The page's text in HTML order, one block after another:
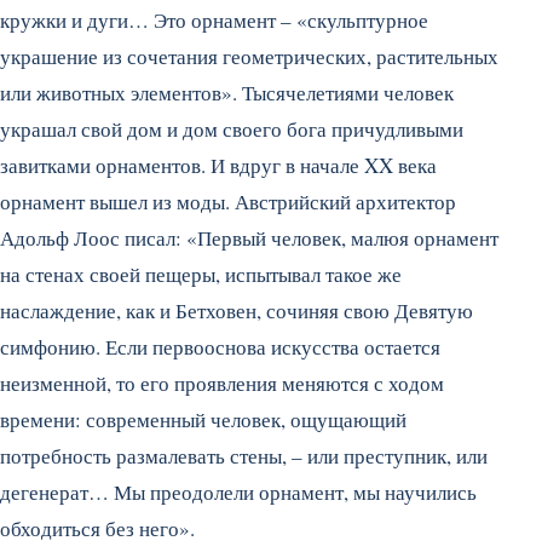
кружки и дуги… Это орнамент – «скульптурное
украшение из сочетания геометрических, растительных
или животных элементов». Тысячелетиями человек
украшал свой дом и дом своего бога причудливыми
завитками орнаментов. И вдруг в начале XX века
орнамент вышел из моды. Австрийский архитектор
Адольф Лоос писал: «Первый человек, малюя орнамент
на стенах своей пещеры, испытывал такое же
наслаждение, как и Бетховен, сочиняя свою Девятую
симфонию. Если первооснова искусства остается
неизменной, то его проявления меняются с ходом
времени: современный человек, ощущающий
потребность размалевать стены, – или преступник, или
дегенерат… Мы преодолели орнамент, мы научились
обходиться без него».